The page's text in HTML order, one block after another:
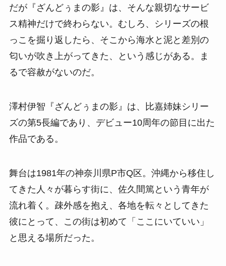
だが『ざんどぅまの影』は、そんな親切なサービ
ス精神だけで終わらない。むしろ、シリーズの根
っこを掘り返したら、そこから海水と泥と差別の
匂いが吹き上がってきた、という感じがある。ま
るで容赦がないのだ。
澤村伊智『ざんどぅまの影』は、比嘉姉妹シリー
ズの第5長編であり、デビュー10周年の節目に出た
作品である。
舞台は1981年の神奈川県P市Q区。沖縄から移住し
てきた人々が暮らす街に、佐久間篤という青年が
流れ着く。疎外感を抱え、各地を転々としてきた
彼にとって、この街は初めて「ここにいていい」
と思える場所だった。